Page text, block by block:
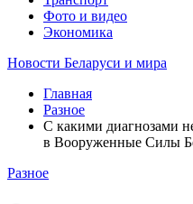
Фото и видео
Экономика
Новости Беларуси и мира
Главная
Разное
С какими диагнозами
в Вооруженные Силы
Разное